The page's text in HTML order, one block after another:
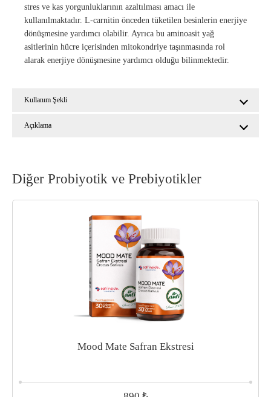
stres ve kas yorgunluklarının azaltılması amacı ile
kullanılmaktadır. L-carnitin önceden tüketilen besinlerin enerjiye
dönüşmesine yardımcı olabilir. Ayrıca bu aminoasit yağ
asitlerinin hücre içerisinden mitokondriye taşınmasında rol
alarak enerjiye dönüşmesine yardımcı olduğu bilinmektedir.
Kullanım Şekli
Açıklama
Diğer Probiyotik ve Prebiyotikler
Mood Mate Safran Ekstresi